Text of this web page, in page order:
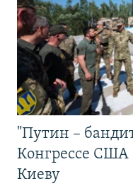
"Путин –
Конгрессе
Киеву